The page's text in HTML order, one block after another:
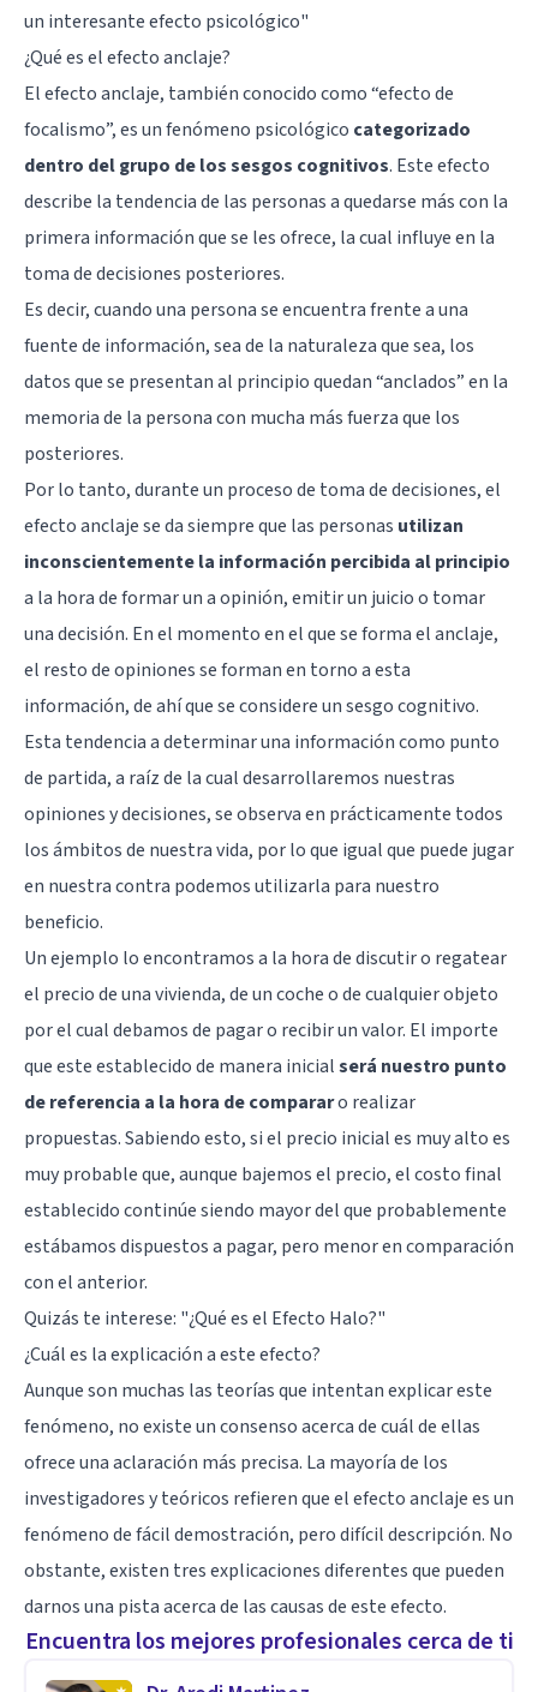
un interesante efecto psicológico"
¿Qué es el efecto anclaje?
El efecto anclaje, también conocido como “efecto de
focalismo”, es un fenómeno psicológico categorizado
dentro del grupo de los sesgos cognitivos. Este efecto
describe la tendencia de las personas a quedarse más con la
primera información que se les ofrece, la cual influye en la
toma de decisiones posteriores.
Es decir, cuando una persona se encuentra frente a una
fuente de información, sea de la naturaleza que sea, los
datos que se presentan al principio quedan “anclados” en la
memoria de la persona con mucha más fuerza que los
posteriores.
Por lo tanto, durante un proceso de toma de decisiones, el
efecto anclaje se da siempre que las personas utilizan
inconscientemente la información percibida al principio
a la hora de formar un a opinión, emitir un juicio o tomar
una decisión. En el momento en el que se forma el anclaje,
el resto de opiniones se forman en torno a esta
información, de ahí que se considere un sesgo cognitivo.
Esta tendencia a determinar una información como punto
de partida, a raíz de la cual desarrollaremos nuestras
opiniones y decisiones, se observa en prácticamente todos
los ámbitos de nuestra vida, por lo que igual que puede jugar
en nuestra contra podemos utilizarla para nuestro
beneficio.
Un ejemplo lo encontramos a la hora de discutir o regatear
el precio de una vivienda, de un coche o de cualquier objeto
por el cual debamos de pagar o recibir un valor. El importe
que este establecido de manera inicialserá nuestro punto
de referencia a la hora de compararo realizar
propuestas. Sabiendo esto, si el precio inicial es muy alto es
muy probable que, aunque bajemos el precio, el costo final
establecido continúe siendo mayor del que probablemente
estábamos dispuestos a pagar, pero menor en comparación
con el anterior.
Quizás te interese: "​¿Qué es el Efecto Halo?"
¿Cuál es la explicación a este efecto?
Aunque son muchas las teorías que intentan explicar este
fenómeno, no existe un consenso acerca de cuál de ellas
ofrece una aclaración más precisa. La mayoría de los
investigadores y teóricos refieren que el efecto anclaje es un
fenómeno de fácil demostración, pero difícil descripción. No
obstante, existen tres explicaciones diferentes que pueden
darnos una pista acerca de las causas de este efecto.
Encuentra los mejores profesionales cerca de ti